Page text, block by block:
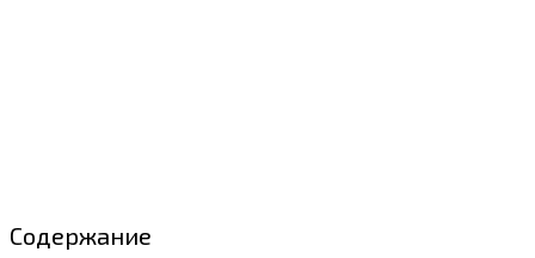
Содержание